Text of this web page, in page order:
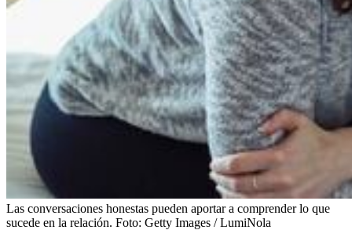
Las conversaciones honestas pueden aportar a comprender lo que
sucede en la relación. Foto: Getty Images / LumiNola